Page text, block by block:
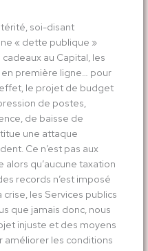
soi-disant
« dette publique »
au Capital, les
première ligne… pour
le projet de budget
de postes,
de baisse de
une attaque
Ce n’est pas aux
qu’aucune taxation
records n’est imposé
les Services publics
que jamais donc, nous
injuste et des moyens
améliorer les conditions